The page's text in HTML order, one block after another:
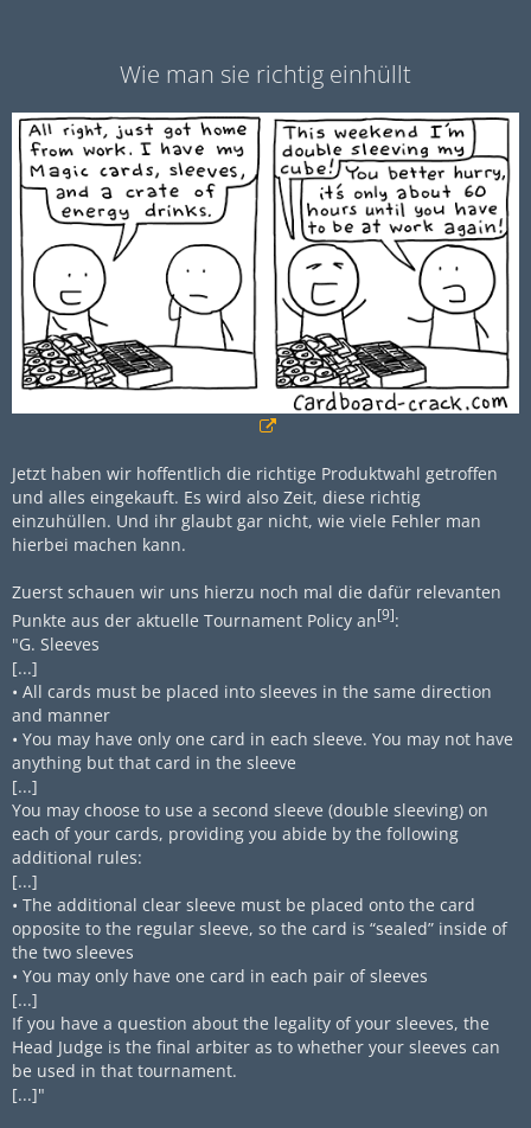
Wie man sie richtig einhüllt
Jetzt haben wir hoffentlich die richtige Produktwahl getroffen
und alles eingekauft. Es wird also Zeit, diese richtig
einzuhüllen. Und ihr glaubt gar nicht, wie viele Fehler man
hierbei machen kann.
Zuerst schauen wir uns hierzu noch mal die dafür relevanten
Punkte aus der aktuelle Tournament Policy an[9]:
"G. Sleeves
[...]
• All cards must be placed into sleeves in the same direction
and manner
• You may have only one card in each sleeve. You may not have
anything but that card in the sleeve
[...]
You may choose to use a second sleeve (double sleeving) on
each of your cards, providing you abide by the following
additional rules:
[...]
• The additional clear sleeve must be placed onto the card
opposite to the regular sleeve, so the card is “sealed” inside of
the two sleeves
• You may only have one card in each pair of sleeves
[...]
If you have a question about the legality of your sleeves, the
Head Judge is the final arbiter as to whether your sleeves can
be used in that tournament.
[...]"